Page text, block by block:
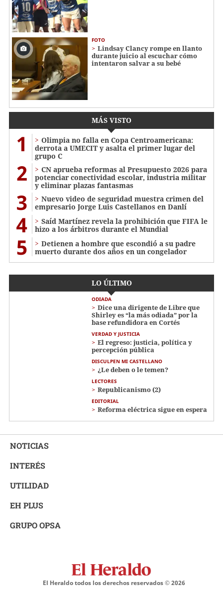
FOTO
Lindsay Clancy rompe en llanto
durante juicio al escuchar cómo
intentaron salvar a su bebé
MÁS VISTO
1
Olimpia no falla en Copa Centroamericana:
derrota a UMECIT y asalta el primer lugar del
grupo C
2
CN aprueba reformas al Presupuesto 2026 para
potenciar conectividad escolar, industria militar
y eliminar plazas fantasmas
3
Nuevo video de seguridad muestra crimen del
empresario Jorge Luis Castellanos en Danlí
4
Saíd Martínez revela la prohibición que FIFA le
hizo a los árbitros durante el Mundial
5
Detienen a hombre que escondió a su padre
muerto durante dos años en un congelador
LO ÚLTIMO
ODIADA
Dice una dirigente de Libre que
Shirley es “la más odiada” por la
base refundidora en Cortés
VERDAD Y JUSTICIA
El regreso: justicia, política y
percepción pública
DISCULPEN MI CASTELLANO
¿Le deben o le temen?
LECTORES
Republicanismo (2)
EDITORIAL
Reforma eléctrica sigue en espera
NOTICIAS
INTERÉS
UTILIDAD
EH PLUS
GRUPO OPSA
El Heraldo todos los derechos reservados ©2026